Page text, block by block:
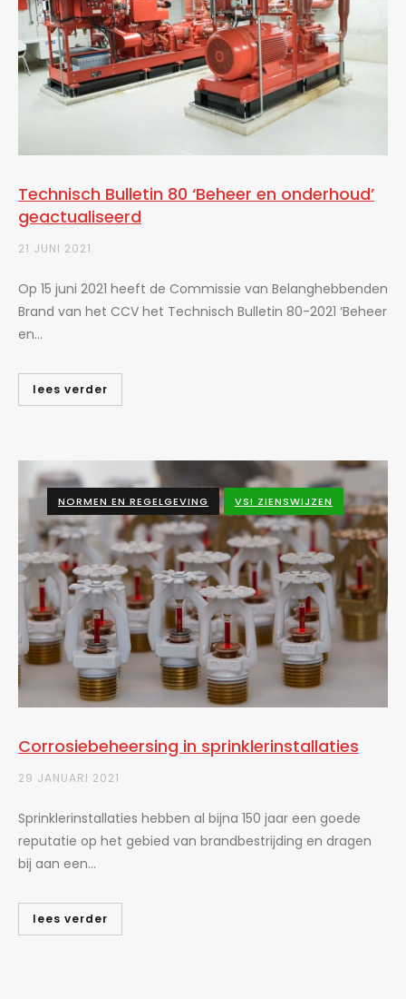
Technisch Bulletin 80 ‘Beheer en onderhoud’
geactualiseerd
21 JUNI 2021
Op 15 juni 2021 heeft de Commissie van Belanghebbenden
Brand van het CCV het Technisch Bulletin 80-2021 ‘Beheer
en...
lees verder
NORMEN EN REGELGEVING VSI ZIENSWIJZEN
Corrosiebeheersing in sprinklerinstallaties
29 JANUARI 2021
Sprinklerinstallaties hebben al bijna 150 jaar een goede
reputatie op het gebied van brandbestrijding en dragen
bij aan een...
lees verder